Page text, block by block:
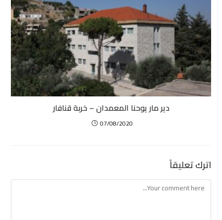
دير مار يوحنا المعمدان – خربة قنافار
07/08/2020
اترك تعليقاً